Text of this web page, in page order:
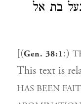
בת אל
[(Gen. 38:1:)
This text is
HAS BEEN